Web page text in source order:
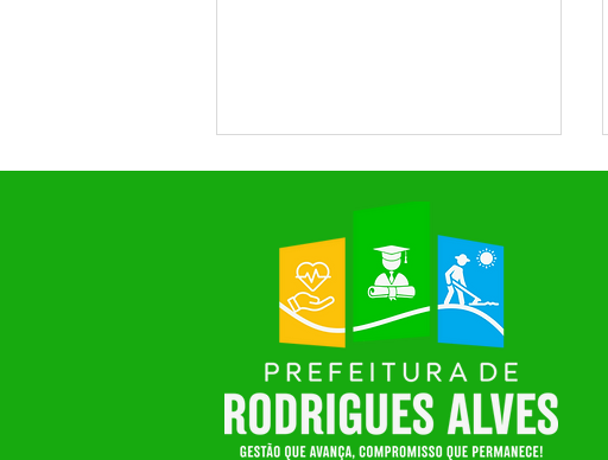
SAÚDE EM FOCO: RODRIGUES
ALVES PROMOVE MOMENTO
DE DIÁLOGO E CONSTRUÇÃO
COLETIVA NA 7ª CONFERÊNCIA